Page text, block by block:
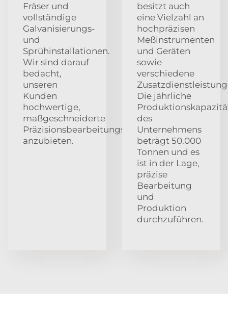
Fräser und
vollständige
Galvanisierungs-
und
Sprühinstallationen.
Wir sind darauf
bedacht,
unseren
Kunden
hochwertige,
maßgeschneiderte
Präzisionsbearbeitungsleistungen
anzubieten.
besitzt auch
eine Vielzahl an
hochpräzisen
Meßinstrumenten
und Geräten
sowie
verschiedene
Die jährliche
des
Unternehmens
beträgt 50.000
Tonnen und es
ist in der Lage,
präzise
Bearbeitung
und
Produktion
durchzuführen.